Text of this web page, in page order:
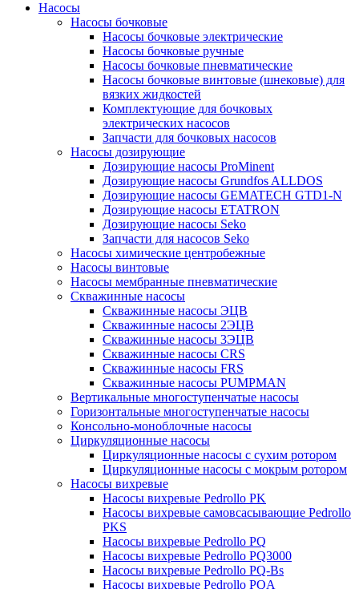
Насосы
Насосы бочковые
Насосы бочковые электрические
Насосы бочковые ручные
Насосы бочковые пневматические
Насосы бочковые винтовые (шнековые) для
вязких жидкостей
Комплектующие для бочковых
электрических насосов
Запчасти для бочковых насосов
Насосы дозирующие
Дозирующие насосы ProMinent
Дозирующие насосы Grundfos ALLDOS
Дозирующие насосы GEMATECH GTD1-N
Дозирующие насосы ETATRON
Дозирующие насосы Seko
Запчасти для насосов Seko
Насосы химические центробежные
Насосы винтовые
Насосы мембранные пневматические
Скважинные насосы
Скважинные насосы ЭЦВ
Скважинные насосы 2ЭЦВ
Скважинные насосы 3ЭЦВ
Скважинные насосы CRS
Скважинные насосы FRS
Скважинные насосы PUMPMAN
Вертикальные многоступенчатые насосы
Горизонтальные многоступенчатые насосы
Консольно-моноблочные насосы
Циркуляционные насосы
Циркуляционные насосы с сухим ротором
Циркуляционные насосы с мокрым ротором
Насосы вихревые
Насосы вихревые Pedrollo PK
Насосы вихревые самовсасывающие Pedrollo
PKS
Насосы вихревые Pedrollo PQ
Насосы вихревые Pedrollo PQ3000
Насосы вихревые Pedrollo PQ-Bs
Насосы вихревые Pedrollo PQA